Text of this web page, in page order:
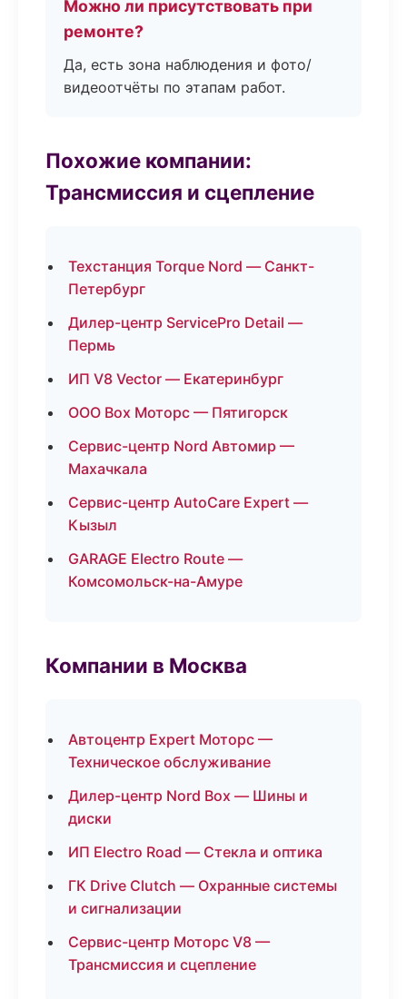
Можно ли присутствовать при
ремонте?
Да, есть зона наблюдения и фото/
видеоотчёты по этапам работ.
Похожие компании:
Трансмиссия и сцепление
Техстанция Torque Nord — Санкт-
Петербург
Дилер-центр ServicePro Detail —
Пермь
ИП V8 Vector — Екатеринбург
ООО Box Моторс — Пятигорск
Сервис-центр Nord Автомир —
Махачкала
Сервис-центр AutoCare Expert —
Кызыл
GARAGE Electro Route —
Комсомольск-на-Амуре
Компании в Москва
Автоцентр Expert Моторс —
Техническое обслуживание
Дилер-центр Nord Box — Шины и
диски
ИП Electro Road — Стекла и оптика
ГК Drive Clutch — Охранные системы
и сигнализации
Сервис-центр Моторс V8 —
Трансмиссия и сцепление